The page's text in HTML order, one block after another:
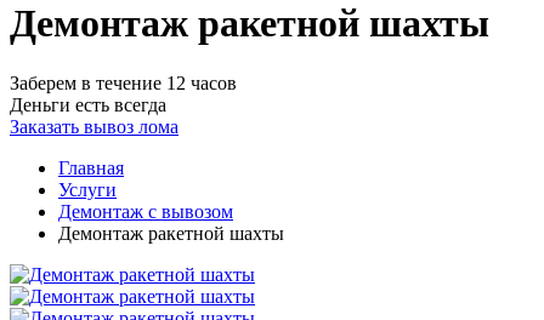
Демонтаж ракетной шахты
Заберем в течение 12 часов
Деньги есть всегда
Заказать вывоз лома
Главная
Услуги
Демонтаж с вывозом
Демонтаж ракетной шахты